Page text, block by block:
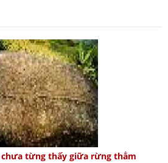
chưa từng thấy giữa rừng thẳm